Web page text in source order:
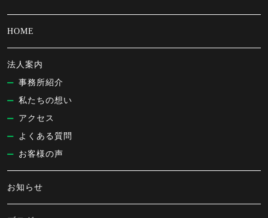
HOME
法人案内
事務所紹介
私たちの想い
アクセス
よくある質問
お客様の声
お知らせ